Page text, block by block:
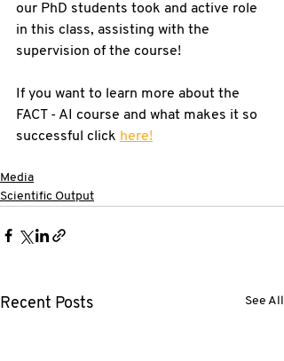
our PhD students took and active role
in this class, assisting with the
supervision of the course!
If you want to learn more about the
FACT - AI course and what makes it so
successful click here!
Media
Scientific Output
Recent Posts See All